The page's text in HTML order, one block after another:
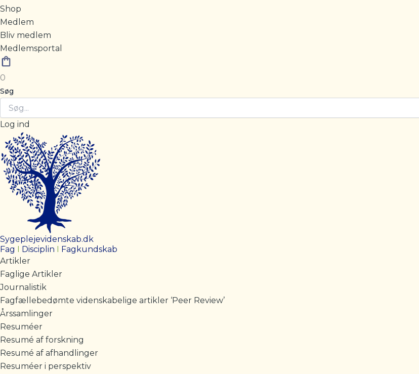
Shop
Medlem
Bliv medlem
Medlemsportal
0
Søg
Log ind
Sygeplejevidenskab.dk
Fag I Disciplin I Fagkundskab
Artikler
Faglige Artikler
Journalistik
Fagfællebedømte videnskabelige artikler ‘Peer Review’
Årssamlinger
Resuméer
Resumé af forskning
Resumé af afhandlinger
Resuméer i perspektiv